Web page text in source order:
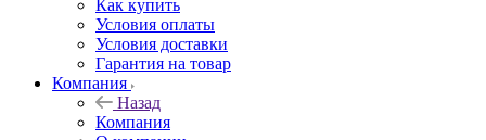
Как купить
Условия оплаты
Условия доставки
Гарантия на товар
Компания
Назад
Компания